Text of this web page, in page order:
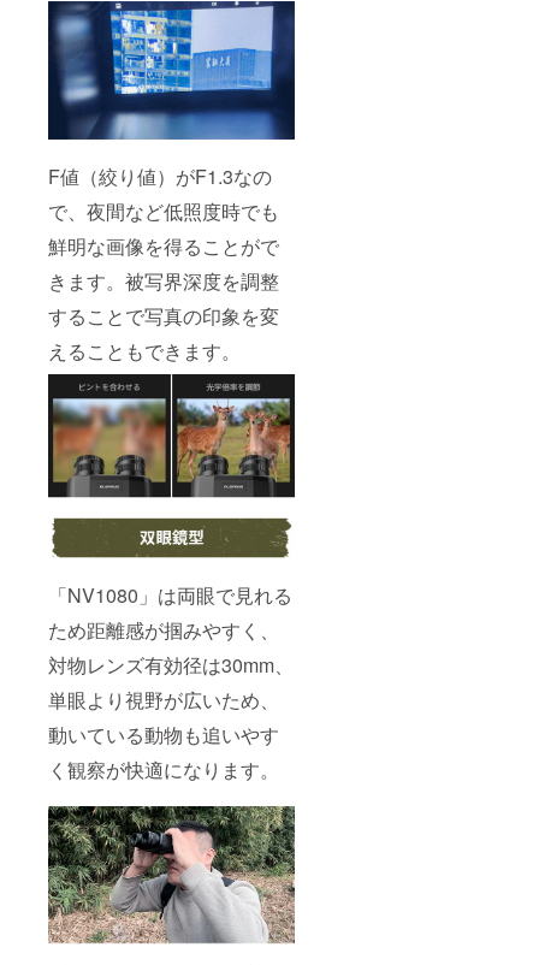
F値（絞り値）がF1.3なの
で、夜間など低照度時でも
鮮明な画像を得ることがで
きます。被写界深度を調整
することで写真の印象を変
えることもできます。
「NV1080」は両眼で見れる
ため距離感が掴みやすく、
対物レンズ有効径は30mm、
単眼より視野が広いため、
動いている動物も追いやす
く観察が快適になります。